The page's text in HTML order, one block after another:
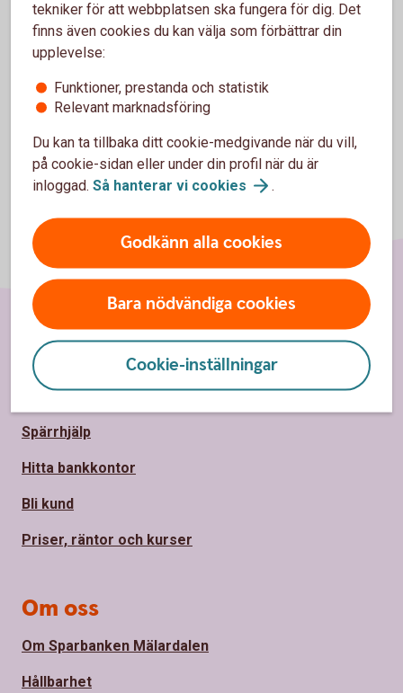
Handelsfullmakt (pdf)
Informasjon til kunder om egenskaper og risiko
knyttet til fondsobligasjoner (pdf)
tekniker för att webbplatsen ska fungera för dig. Det
finns även cookies du kan välja som förbättrar din
upplevelse:
Funktioner, prestanda och statistik
Relevant marknadsföring
Du kan ta tillbaka ditt cookie-medgivande när du vill,
på cookie-sidan eller under din profil när du är
inloggad. Så hanterar vi cookies .
Godkänn alla cookies
Bara nödvändiga cookies
Cookie-inställningar
Sidfot
Hitta snabbt
Kontakt
Spärrhjälp
Hitta bankkontor
Bli kund
Priser, räntor och kurser
Om oss
Om Sparbanken Mälardalen
Hållbarhet